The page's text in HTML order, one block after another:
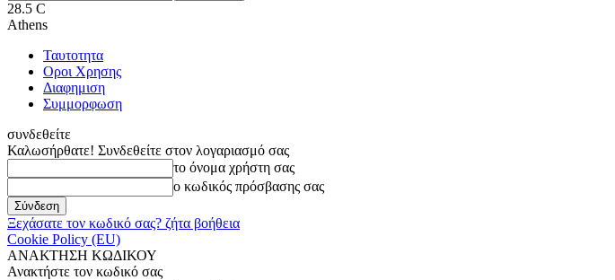
28.5 C
Athens
Ταυτοτητα
Οροι Χρησης
Διαφημιση
Συμμορφωση
συνδεθείτε
Καλωσήρθατε! Συνδεθείτε στον λογαριασμό σας
το όνομα χρήστη σας
ο κωδικός πρόσβασης σας
Ξεχάσατε τον κωδικό σας? ζήτα βοήθεια
Cookie Policy (EU)
ΑΝΑΚΤΗΣΗ ΚΩΔΙΚΟΥ
Ανακτήστε τον κωδικό σας